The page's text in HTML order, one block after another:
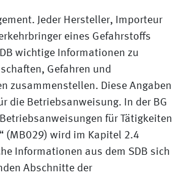
Jeder Hersteller, Importeur
eines Gefahrstoffs
wichtige Informationen zu
Gefahren und
zusammenstellen. Diese Angaben
die Betriebsanweisung. In der BG
für Tätigkeiten
(MB029) wird im Kapitel 2.4
Informationen aus dem SDB sich
Abschnitte der